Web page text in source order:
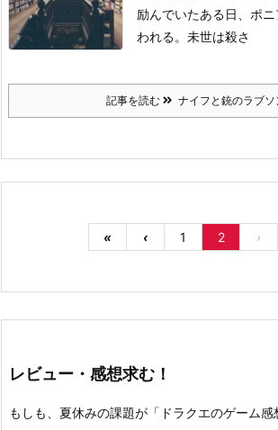
励んでいたある日、ポ
われる。未世は殺さ
記事を読む ナイフと銃のラブソ
« ‹ 1 2 ›
レビュー・感想求む！
もしも、夏休みの課題が「ドラクエのゲーム